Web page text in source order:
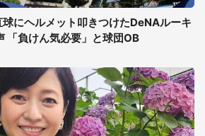
にヘルメット叩きつけたDeNAルーキ
「負けん気必要」と球団OB